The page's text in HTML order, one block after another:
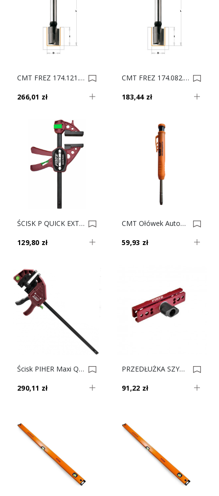
CMT FREZ 174.121.11 HM D12 I40 L90 S8 0022184
266,01 zł
CMT FREZ 174.082.11 HM D8 I40 L90 S8 0022183
183,44 zł
ŚCISK P QUICK EXTRA-015cm/8cm P52615 0020846
129,80 zł
CMT Ołówek Automtyczny Z Temperówką PCL-3 0020051
59,93 zł
Ścisk PIHER Maxi Quick 1250x94mm Odwracalny 0019535
290,11 zł
PRZEDŁUŻKA SZYN DO ŚCISKÓW PIHER QUICK P52506 0018948
91,22 zł